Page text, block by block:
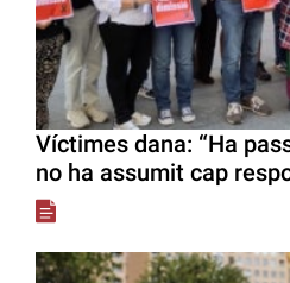
Víctimes dana: “Ha
no ha assumit cap